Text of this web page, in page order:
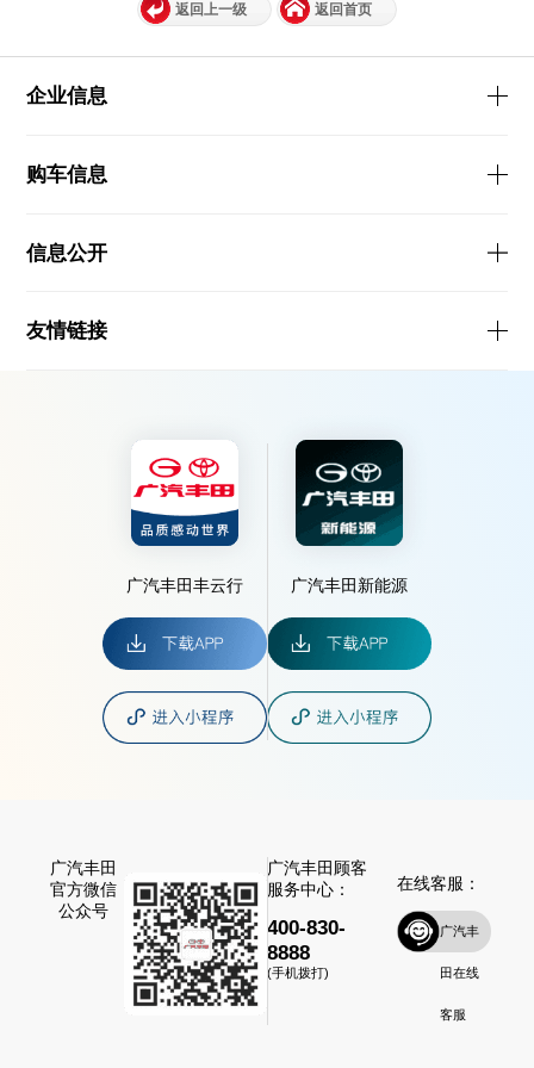
返回上一级 返回首页
企业信息
购车信息
信息公开
友情链接
广汽丰田丰云行 广汽丰田新能源
广汽丰田
官方微信
公众号
广汽丰田顾客
服务中心：
400-830-
8888
(手机拨打)
在线客服：
广汽丰
田在线
客服